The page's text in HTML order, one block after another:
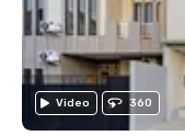
Video 360